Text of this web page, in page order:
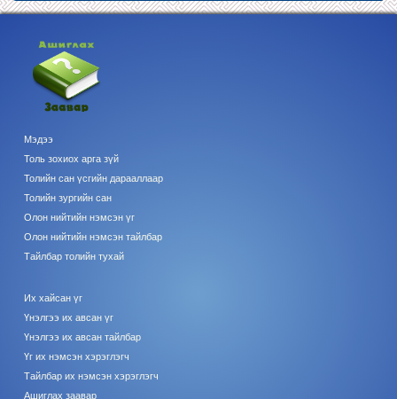
Мэдээ
Толь зохиох арга зүй
Толийн сан үсгийн дарааллаар
Толийн зургийн сан
Олон нийтийн нэмсэн үг
Олон нийтийн нэмсэн тайлбар
Тайлбар толийн тухай
Их хайсан үг
Үнэлгээ их авсан үг
Үнэлгээ их авсан тайлбар
Үг их нэмсэн хэрэглэгч
Тайлбар их нэмсэн хэрэглэгч
Ашиглах заавар